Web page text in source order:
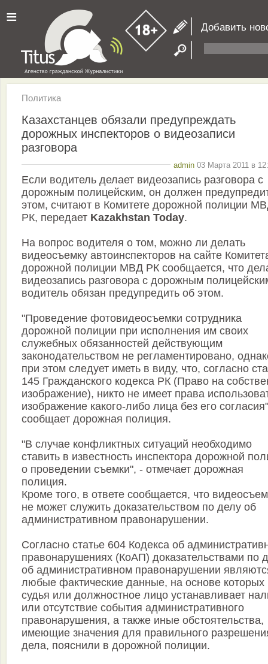
≡ Добавить
Политика
Казахстанцев обязали предупреждать
дорожных инспекторов о видеозаписи
разговора
admin 03 Марта 2011 в
Если водитель делает видеозапись разговора с
дорожным полицейским, он должен
этом, считают в Комитете дорожной полиции
РК, передает Kazakhstan Today.
На вопрос водителя о том, можно ли делать
видеосъемку автоинспекторов на сайте
дорожной полиции МВД РК сообщается, что
видеозапись разговора с дорожным
водитель обязан предупредить об этом.
"Проведение фотовидеосъемки сотрудника
дорожной полиции при исполнения им своих
служебных обязанностей действующим
законодательством не регламентировано,
при этом следует иметь в виду, что, согласно
145 Гражданского кодекса РК (Право на
изображение), никто не имеет права
изображение какого-либо лица без его
сообщает дорожная полиция.
"В случае конфликтных ситуаций необходимо
ставить в известность инспектора дорожной
о проведении съемки", - отмечает дорожная
полиция.
Кроме того, в ответе сообщается, что
не может служить доказательством по делу об
административном правонарушении.
Согласно статье 604 Кодекса об
правонарушениях (КоАП) доказательствами по
об административном правонарушении
любые фактические данные, на основе которых
судья или должностное лицо устанавливает
или отсутствие события административного
правонарушения, а также иные обстоятельства,
имеющие значения для правильного
дела, пояснили в дорожной полиции.